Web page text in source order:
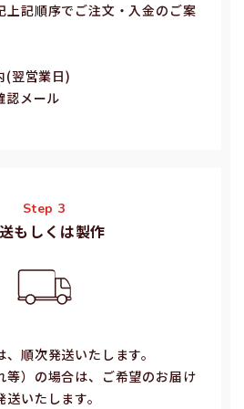
上記順序でご注⽂・⼊⾦のご案
(翌営業⽇)
認メール
Step 3
もしくは製作
順次発送いたします。
等）の場合は、ご希望のお届け
いたします。